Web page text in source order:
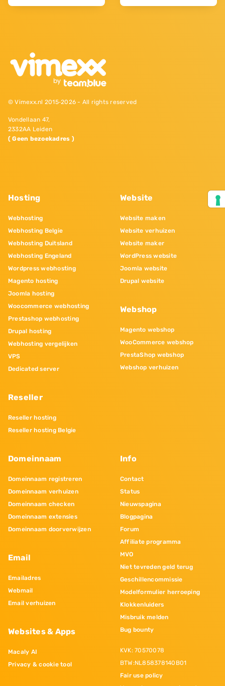
© Vimexx.nl 2015‐2026 - All rights reserved
Vondellaan 47,
2332AA Leiden
( Geen bezoekadres )
Hosting
Webhosting
Webhosting Belgie
Webhosting Duitsland
Webhosting Engeland
Wordpress webhosting
Magento hosting
Joomla hosting
Woocommerce webhosting
Prestashop webhosting
Drupal hosting
Webhosting vergelijken
VPS
Dedicated server
Reseller
Reseller hosting
Reseller hosting Belgie
Website
Website maken
Website verhuizen
Website maker
WordPress website
Joomla website
Drupal website
Webshop
Magento webshop
WooCommerce webshop
PrestaShop webshop
Webshop verhuizen
Domeinnaam
Domeinnaam registreren
Domeinnaam verhuizen
Domeinnaam checken
Domeinnaam extensies
Domeinnaam doorverwijzen
Email
Emailadres
Webmail
Email verhuizen
Websites & Apps
Macaly AI
Privacy & cookie tool
Info
Contact
Status
Nieuwspagina
Blogpagina
Forum
Affiliate programma
MVO
Niet tevreden geld terug
Geschillencommissie
Modelformulier herroeping
Klokkenluiders
Misbruik melden
Bug bounty
KVK: 70570078
BTW:NL858378140B01
Fair use policy